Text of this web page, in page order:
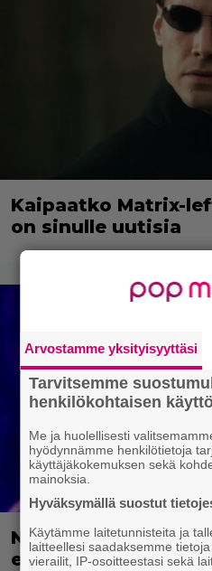
Kaipaatko Matrix-
on sinulle uutisia
Nyt Netflixissä:
elokuva!
Arvostamme yksityisyyttäsi
Tarvitsemme
henkilökohtaisen
Me ja huolellisesti
hyödynnämme henkilötietoja
käyttäjäkokemuksen sekä
mainoksia.
Hyväksymällä suostut
Käytämme laitetunnisteita ja
laitteellesi saadaksemme
vierailit, IP-osoitteestasi sekä